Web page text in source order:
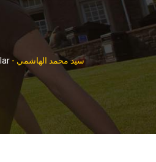
سيد محمد الهاشمي - Dr_iHashemi